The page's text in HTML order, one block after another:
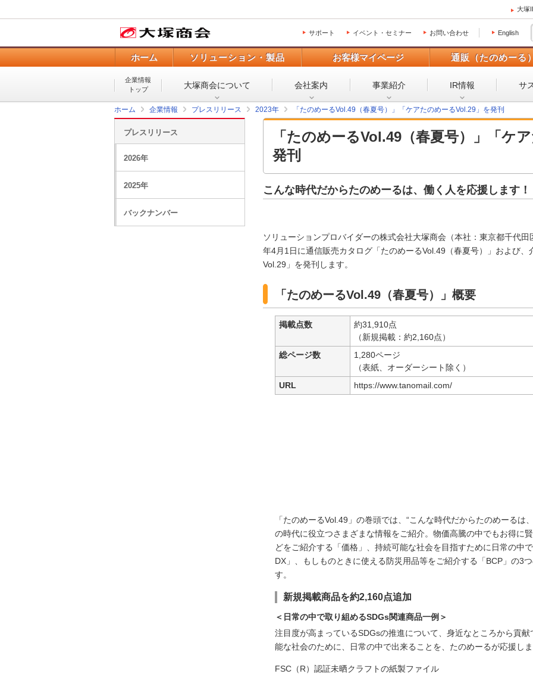
大塚
サポート イベント・セミナー お問い合わせ English
ホーム ソリューション・製品 お客様マイページ 通販（たのめーる
企業情報
トップ
大塚商会について 会社案内 事業紹介 IR情報 サ
ホーム 企業情報 プレスリリース 2023年 「たのめーるVol.49（春夏号）」「ケアたのめーるVol.29」を発刊
「たのめーるVol.49（春夏号）」「ケ
発刊
こんな時代だからたのめーるは、働く人を応援します！
ソリューションプロバイダーの株式会社大塚商会（本社：東京都千代
年4月1日に通信販売カタログ「たのめーるVol.49（春夏号）」および
Vol.29」を発刊します。
「たのめーるVol.49（春夏号）」概要
掲載点数
約31,910点
（新規掲載：約2,160点）
総ページ数
1,280ページ
（表紙、オーダーシート除く）
URL
https://www.tanomail.com/
「たのめーるVol.49」の巻頭では、“こんな時代だからたのめーるは
の時代に役立つさまざまな情報をご紹介。物価高騰の中でもお得に
どをご紹介する「価格」、持続可能な社会を目指すために日常の中
DX」、もしものときに使える防災用品等をご紹介する「BCP」の3
す。
新規掲載商品を約2,160点追加
＜日常の中で取り組めるSDGs関連商品一例＞
注目度が高まっているSDGsの推進について、身近なところから貢
能な社会のために、日常の中で出来ることを、たのめーるが応援し
FSC（R）認証未晒クラフトの紙製ファイル
プレスリリース
2026年
2025年
バックナンバー